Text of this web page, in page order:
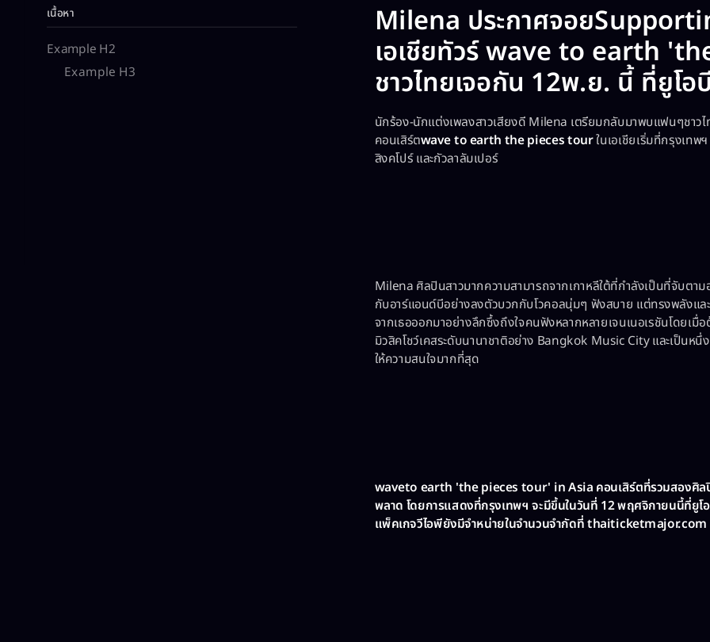
เนื้อหา
Example H2
Example H3
Milena ประกาศจอย
เอเชียทัวร์ wave to earth
ชาวไทยเจอกัน 12พ.ย. นี้ ที่ยูโอ
นักร้อง-นักแต่งเพลงสาวเสียงดี Milena เตรียมกลับมาพบแฟนๆชาว
คอนเสิร์ตwave to earth the pieces tourในเอเชียเริ่มที่กรุงเท
สิงคโปร์ และกัวลาลัมเปอร์
Milena ศิลปินสาวมากความสามารถจากเกาหลีใต้ที่กำลังเป็นที่จับตา
กับอาร์แอนด์บีอย่างลงตัวบวกกับโวคอลนุ่มๆ ฟังสบาย แต่ทรงพลังแ
จากเธอออกมาอย่างลึกซึ้งถึงใจคนฟังหลากหลายเจนเนอเรชันโดยเ
มิวสิคโชว์เคสระดับนานาชาติอย่าง Bangkok Music City และเป็นห
ให้ความสนใจมากที่สุด
waveto earth 'the pieces tour' in Asia คอนเสิร์ตที่รวมสองศิล
พลาด โดยการแสดงที่กรุงเทพฯ จะมีขึ้นในวันที่ 12 พฤศจิกายนนี้ที่ยูโ
แพ็คเกจวีไอพียังมีจำหน่ายในจำนวนจำกัดที่ thaiticketmajor.com